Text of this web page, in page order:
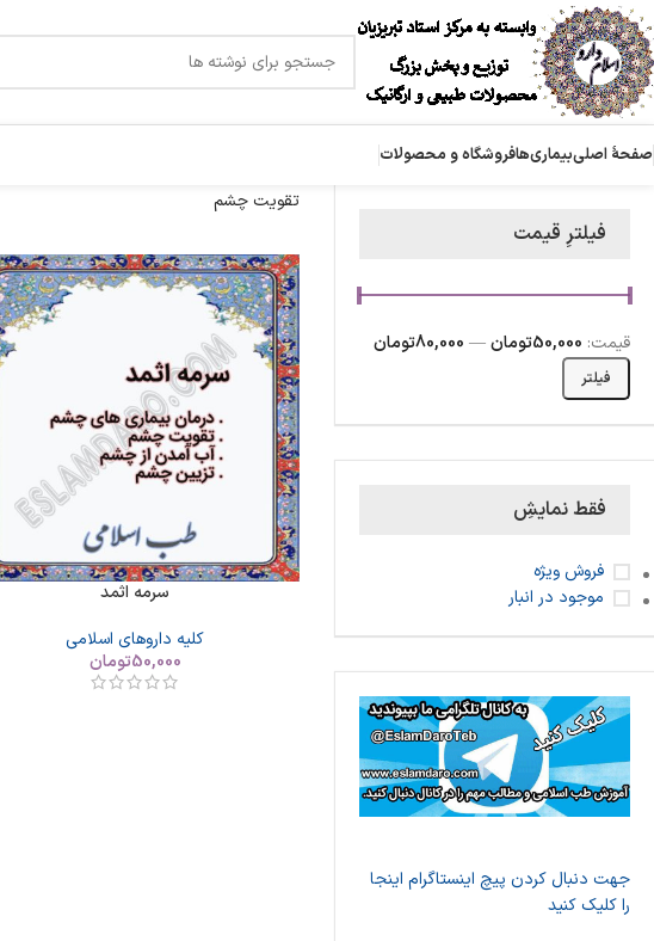
صفحۀ اصلیبیماری‌هافروشگاه و محصولات
فیلترِ قیمت
فیلتر
قیمت: 50,000تومان — 80,000تومان
فقط نمایشِ
فروش ویژه
موجود در انبار
جهت دنبال کردن پیچ اینستاگرام اینجا
را کلیک کنید
تقویت چشم
سرمه اثمد
کلیه داروهای اسلامی
50,000تومان